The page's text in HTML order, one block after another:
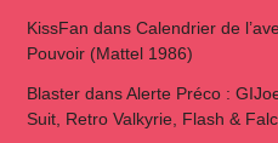
KissFan dans Calendrier de
Pouvoir (Mattel 1986)
BlasterdansAlerte Préco :
Suit, Retro Valkyrie, Flash &